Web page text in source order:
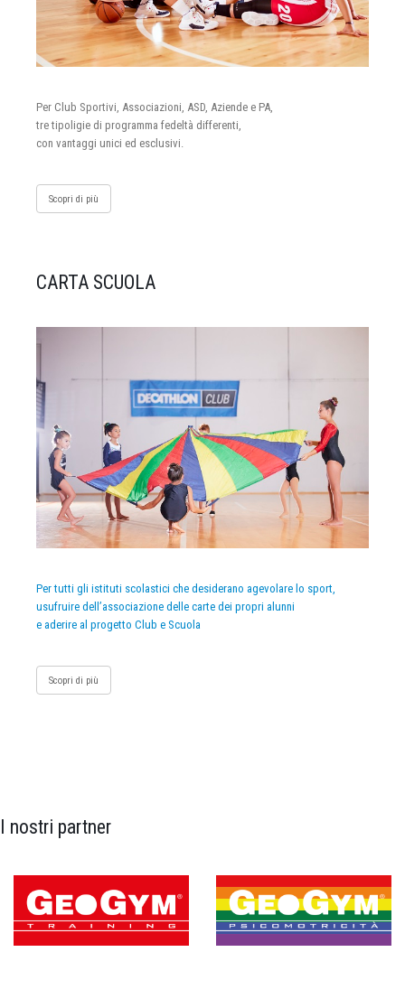
Per Club Sportivi, Associazioni, ASD, Aziende e PA,
tre tipoligie di programma fedeltà differenti,
con vantaggi unici ed esclusivi.
Scopri di più
CARTA SCUOLA
Per tutti gli istituti scolastici che desiderano agevolare lo sport,
usufruire dell’associazione delle carte dei propri alunni
e aderire al progetto Club e Scuola
Scopri di più
I nostri partner